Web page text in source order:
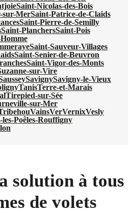
Saint-Nicolas-des-Bois
sur-MerSaint-Patrice-de-Claids
Saint-Pierre-de-Semilly
Saint-PlanchersSaint-Pois
Saint-Sauveur-Villages
Saint-Senier-de-Beuvron
Saint-Vigor-des-Monts
sur-Vire
SavignySavigny-le-Vieux
TanisTerre-et-Marais
Tirepied-sur-Sée
sur-Mer
VainsVerVernixVesly
Poêles-Rouffigny
solution à tous
de volets